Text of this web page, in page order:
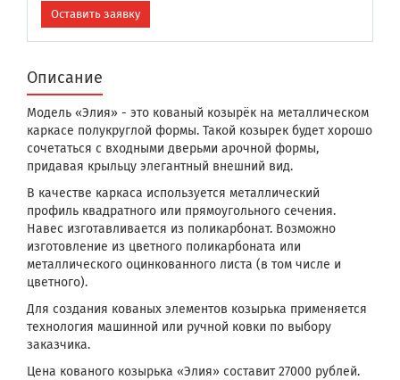
Оставить заявку
Описание
Модель «Элия» - это кованый козырёк на металлическом
каркасе полукруглой формы. Такой козырек будет хорошо
сочетаться с входными дверьми арочной формы,
придавая крыльцу элегантный внешний вид.
В качестве каркаса используется металлический
профиль квадратного или прямоугольного сечения.
Навес изготавливается из поликарбонат. Возможно
изготовление из цветного поликарбоната или
металлического оцинкованного листа (в том числе и
цветного).
Для создания кованых элементов козырька применяется
технология машинной или ручной ковки по выбору
заказчика.
Цена кованого козырька «Элия» составит 27000 рублей.